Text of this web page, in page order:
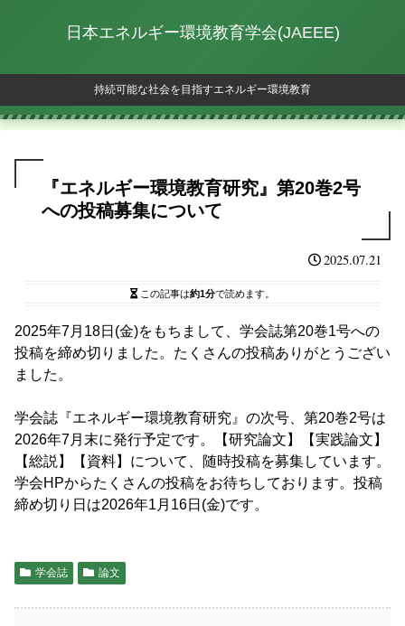
日本エネルギー環境教育学会(JAEEE)
持続可能な社会を目指すエネルギー環境教育
『エネルギー環境教育研究』第20巻2号
への投稿募集について
2025.07.21
この記事は約1分で読めます。
2025年7月18日(金)をもちまして、学会誌第20巻1号への
投稿を締め切りました。たくさんの投稿ありがとうござい
ました。
学会誌『エネルギー環境教育研究』の次号、第20巻2号は
2026年7月末に発行予定です。【研究論文】【実践論文】
【総説】【資料】について、随時投稿を募集しています。
学会HPからたくさんの投稿をお待ちしております。投稿
締め切り日は2026年1月16日(金)です。
学会誌 論文